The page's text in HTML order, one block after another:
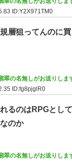
ID:Y2X971TM0
層狙ってんのに
翠の名無しがお送りしま
ID:fg8pjglR0
るのはRPGとし
のか
翠の名無しがお送りしま